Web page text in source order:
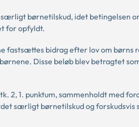
børnetilskud, idet betingelsen
for opfyldt.
fastsættes bidrag efter lov om børns
Disse beløb blev betragtet
2, 1. punktum, sammenholdt med
særligt børnetilskud og forskudsvis